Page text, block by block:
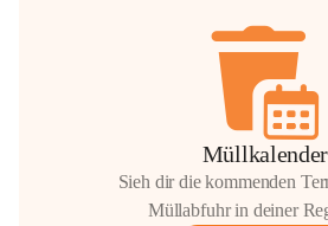
Müllkalender
Sieh dir die kommenden
Müllabfuhr in deiner